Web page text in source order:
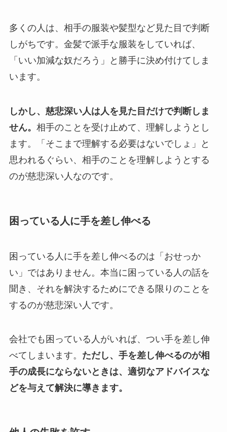
多くの人は、相手の服装や髪型など見た目で判断
しがちです。金髪で派手な服装をしていれば、
「いい加減な奴だろう」と勝手に決め付けてしま
います。
しかし、慈悲深い人は人を見た目だけで判断しま
せん。 相手のことを受け止めて、理解しようとし
ます。「そこまで理解する必要はないでしょ」と
思われるぐらい、相手のことを理解しようとする
のが慈悲深い人なのです。
困っている人に手を差し伸べる
困っている人に手を差し伸べるのは「おせっか
い」ではありません。本当に困っている人の話を
聞き、それを解決するためにできる限りのことを
するのが慈悲深い人です。
会社でも困っている人がいれば、つい手を差し伸
べてしまいます。 ただし、手を差し伸べるのが相
手の成長にならないときは、適切なアドバイスな
どを与えて解決に導きます。